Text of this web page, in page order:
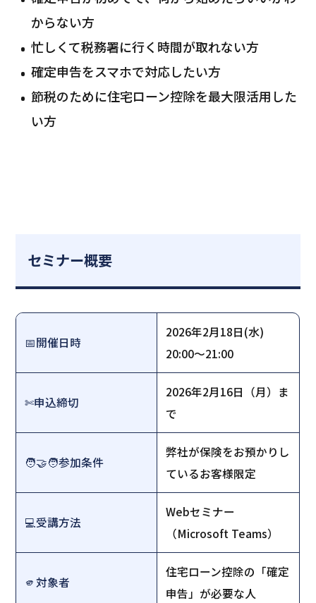
からない方
忙しくて税務署に行く時間が取れない方
確定申告をスマホで対応したい方
節税のために住宅ローン控除を最大限活用した
い方
セミナー概要
📅開催日時
2026年2月18日(水)
20:00～21:00
✄申込締切
2026年2月16日（月）ま
で
🧑‍🤝‍🧑参加条件
弊社が保険をお預かりし
ているお客様限定
💻️受講方法
Webセミナー
（Microsoft Teams）
🫵対象者
住宅ローン控除の「確定
申告」が必要な人